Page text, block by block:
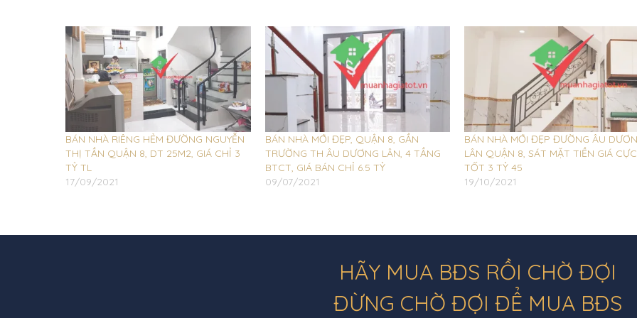
BÁN NHÀ RIÊNG HẺM ĐƯỜNG NGUYỄN
THỊ TẦN QUẬN 8, DT 25M2, GIÁ CHỈ 3
TỶ TL
17/09/2021
BÁN NHÀ MỚI ĐẸP, QUẬN 8, GẦN
TRƯỜNG TH ÂU DƯƠNG LÂN, 4 TẦNG
BTCT, GIÁ BÁN CHỈ 6.5 TỶ
09/07/2021
BÁN NHÀ MỚI ĐẸP ĐƯỜNG ÂU
LÂN QUẬN 8, SÁT MẶT TIỀN GIÁ CỰC
TỐT 3 TỶ 45
19/10/2021
HÃY MUA BĐS RỒI CHỜ ĐỢI
ĐỪNG CHỜ ĐỢI ĐỂ MUA BĐS